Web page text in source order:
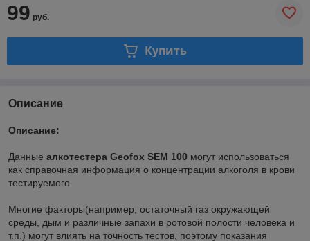
99 руб.
Купить
Описание
Описание:
Данные алкотестера Geofox SEM 100 могут использоваться
как справочная информация о концентрации алкоголя в крови
тестируемого.
Многие факторы(например, остаточный газ окружающей
среды, дым и различные запахи в ротовой полости человека и
т.п.) могут влиять на точность тестов, поэтому показания